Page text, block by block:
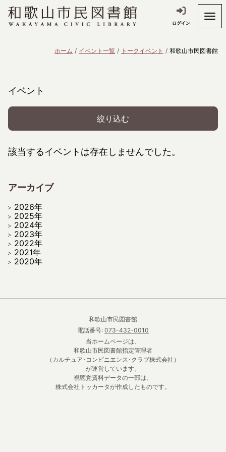
ログイン
ホーム イベント一覧 トークイベント 和歌山市民図書館
イベント
絞り込む
該当するイベントは存在しませんでした。
アーカイブ
2026年
2025年
2024年
2023年
2022年
2021年
2020年
和歌山市民図書館
電話番号: 073-432-0010
当ホームページは、
和歌山市民図書館指定管理者
（カルチュア･コンビニエンス･クラブ株式会社）
が運営しています。
視聴覚資料データの一部は、
株式会社トッカータが作成したものです。